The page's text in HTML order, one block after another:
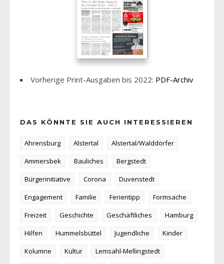
Vorherige Print-Ausgaben bis 2022: PDF-Archiv
DAS KÖNNTE SIE AUCH INTERESSIEREN
Ahrensburg Alstertal
Alstertal/Walddörfer
Ammersbek
Bauliches
Bergstedt
Bürgerinitiative
Corona
Duvenstedt
Engagement
Familie Ferientipp
Formsache
Freizeit
Geschichte Geschäftliches
Hamburg
Hilfen
Hummelsbüttel Jugendliche
Kinder
Kolumne
Kultur
Lemsahl-Mellingstedt